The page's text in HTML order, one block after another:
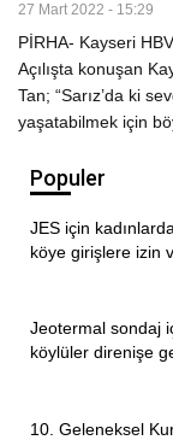
27 Mart 2022 - 15:29
PİRHA- Kayseri
Açılışta konuşan
Tan; “Sarız’da ki
yaşatabilmek için
Populer
JES için
köye girişlere izin
Jeotermal sondaj
köylüler direnişe
10. Geleneksel